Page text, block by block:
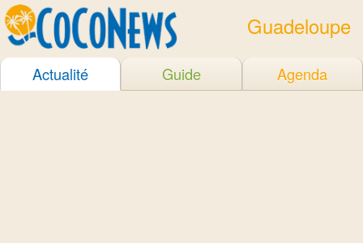
Guadeloupe
Actualité Guide Agenda